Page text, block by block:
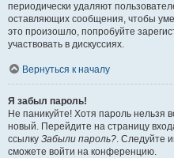
периодически удаляют
оставляющих сообщения, чтобы
это произошло, попробуйте
участвовать в дискуссиях.
Вернуться к началу
Я забыл пароль!
Не паникуйте! Хотя пароль нельзя
новый. Перейдите на страницу
ссылку Забыли пароль?. Следуйте
сможете войти на конференцию.